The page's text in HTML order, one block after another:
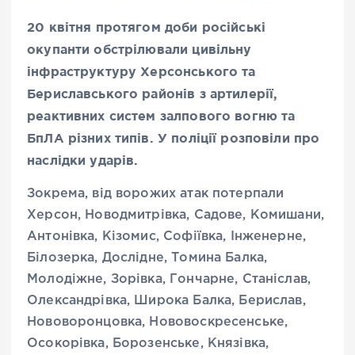
20 квітня протягом доби російські
окупанти обстрілювали цивільну
інфраструктуру Херсонського та
Бериславського районів з артилерії,
реактивних систем залпового вогню та
БпЛА різних типів. У поліції розповіли про
наслідки ударів.
Зокрема, від ворожих атак потерпали
Херсон, Новодмитрівка, Садове, Комишани,
Антонівка, Кізомис, Софіївка, Інженерне,
Білозерка, Дослідне, Томина Балка,
Молодіжне, Зорівка, Гончарне, Станіслав,
Олександрівка, Широка Балка, Берислав,
Нововоронцовка, Нововоскресенське,
Осокорівка, Борозенське, Князівка,